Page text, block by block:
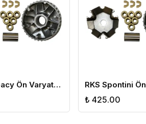
Honda Spacy Ön Varyatör Yarım
₺ 425.00